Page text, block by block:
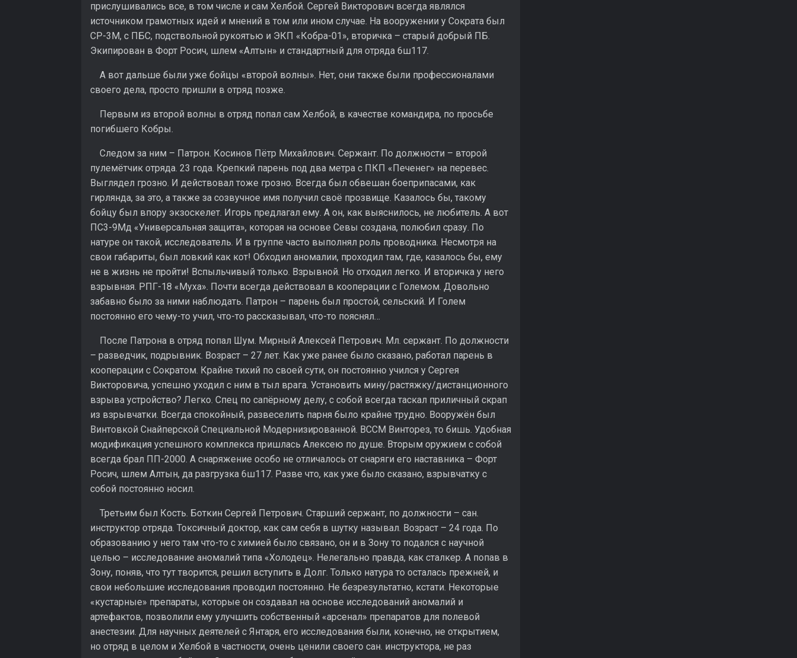
прислушивались все, в том числе и сам Хелбой. Сергей Викторович всегда являлся
источником грамотных идей и мнений в том или ином случае. На вооружении у Сократа был
СР-3М, с ПБС, подствольной рукоятью и ЭКП «Кобра-01», вторичка – старый добрый ПБ.
Экипирован в Форт Росич, шлем «Алтын» и стандартный для отряда 6ш117.
А вот дальше были уже бойцы «второй волны». Нет, они также были профессионалами
своего дела, просто пришли в отряд позже.
Первым из второй волны в отряд попал сам Хелбой, в качестве командира, по просьбе
погибшего Кобры.
Следом за ним – Патрон. Косинов Пётр Михайлович. Сержант. По должности – второй
пулемётчик отряда. 23 года. Крепкий парень под два метра с ПКП «Печенег» на перевес.
Выглядел грозно. И действовал тоже грозно. Всегда был обвешан боеприпасами, как
гирлянда, за это, а также за созвучное имя получил своё прозвище. Казалось бы, такому
бойцу был впору экзоскелет. Игорь предлагал ему. А он, как выяснилось, не любитель. А вот
ПС3-9Мд «Универсальная защита», которая на основе Севы создана, полюбил сразу. По
натуре он такой, исследователь. И в группе часто выполнял роль проводника. Несмотря на
свои габариты, был ловкий как кот! Обходил аномалии, проходил там, где, казалось бы, ему
не в жизнь не пройти! Вспыльчивый только. Взрывной. Но отходил легко. И вторичка у него
взрывная. РПГ-18 «Муха». Почти всегда действовал в кооперации с Големом. Довольно
забавно было за ними наблюдать. Патрон – парень был простой, сельский. И Голем
постоянно его чему-то учил, что-то рассказывал, что-то пояснял…
После Патрона в отряд попал Шум. Мирный Алексей Петрович. Мл. сержант. По должности
– разведчик, подрывник. Возраст – 27 лет. Как уже ранее было сказано, работал парень в
кооперации с Сократом. Крайне тихий по своей сути, он постоянно учился у Сергея
Викторовича, успешно уходил с ним в тыл врага. Установить мину/растяжку/дистанционного
взрыва устройство? Легко. Спец по сапёрному делу, с собой всегда таскал приличный скрап
из взрывчатки. Всегда спокойный, развеселить парня было крайне трудно. Вооружён был
Винтовкой Снайперской Специальной Модернизированной. ВССМ Винторез, то бишь. Удобная
модификация успешного комплекса пришлась Алексею по душе. Вторым оружием с собой
всегда брал ПП-2000. А снаряжение особо не отличалось от снаряги его наставника – Форт
Росич, шлем Алтын, да разгрузка 6ш117. Разве что, как уже было сказано, взрывчатку с
собой постоянно носил.
Третьим был Кость. Боткин Сергей Петрович. Старший сержант, по должности – сан.
инструктор отряда. Токсичный доктор, как сам себя в шутку называл. Возраст – 24 года. По
образованию у него там что-то с химией было связано, он и в Зону то подался с научной
целью – исследование аномалий типа «Холодец». Нелегально правда, как сталкер. А попав в
Зону, поняв, что тут творится, решил вступить в Долг. Только натура то осталась прежней, и
свои небольшие исследования проводил постоянно. Не безрезультатно, кстати. Некоторые
«кустарные» препараты, которые он создавал на основе исследований аномалий и
артефактов, позволили ему улучшить собственный «арсенал» препаратов для полевой
анестезии. Для научных деятелей с Янтаря, его исследования были, конечно, не открытием,
но отряд в целом и Хелбой в частности, очень ценили своего сан. инструктора, не раз